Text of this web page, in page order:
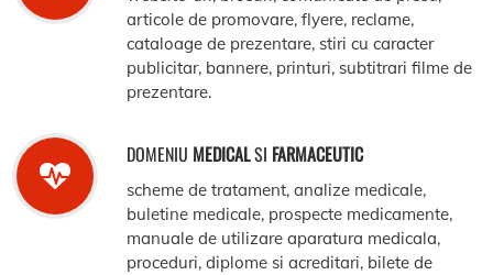
articole de promovare, flyere, reclame,
cataloage de prezentare, stiri cu caracter
publicitar, bannere, printuri, subtitrari filme de
prezentare.
DOMENIU MEDICALSI FARMACEUTIC
scheme de tratament, analize medicale,
buletine medicale, prospecte medicamente,
manuale de utilizare aparatura medicala,
proceduri, diplome si acreditari, bilete de